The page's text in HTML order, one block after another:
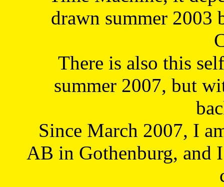
drawn summer 2003
There is also this
summer 2007, but
Since March 2007, I
AB in Gothenburg, and